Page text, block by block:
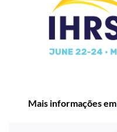
Mais informações em